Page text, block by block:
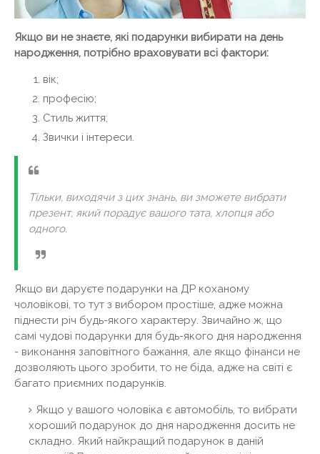
Якщо ви не знаєте, які подарунки вибирати на день
народження, потрібно враховувати всі фактори:
вік;
професію;
Стиль життя;
Звички і інтереси.
Тільки, виходячи з цих знань, ви зможете вибрати
презент, який порадує вашого тата, хлопця або
одного.
Якщо ви даруєте подарунки на ДР коханому
чоловікові, то тут з вибором простіше, адже можна
піднести річ будь-якого характеру. Звичайно ж, що
самі чудові подарунки для будь-якого дня народження
- виконання заповітного бажання, але якщо фінанси не
дозволяють цього зробити, то не біда, адже на світі є
багато приємних подарунків.
Якщо у вашого чоловіка є автомобіль, то вибрати
хороший подарунок до дня народження досить не
складно. Який найкращий подарунок в даній